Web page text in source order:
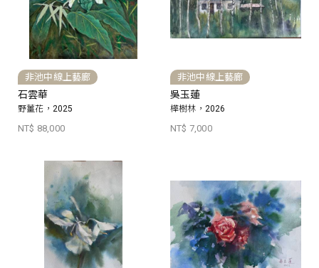
非池中線上藝廊
石雲華
野薑花，2025
NT$ 88,000
非池中線上藝廊
吳玉蓮
樺樹林，2026
NT$ 7,000